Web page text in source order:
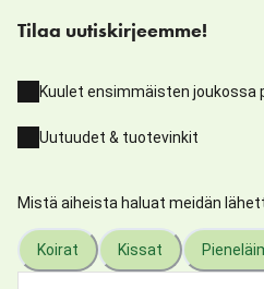
Tilaa uutiskirjeemme!
Kuulet ensimmäisten
Uutuudet & tuotevinkit
Mistä aiheista haluat meidän
Koirat Kissat